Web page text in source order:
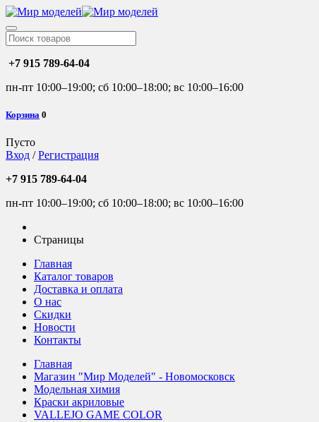
+7 915 789-64-04
пн-пт 10:00–19:00; сб 10:00–18:00; вс 10:00–16:00
Корзина 0
Пусто
Вход /Регистрация
+7 915 789-64-04
пн-пт 10:00–19:00; сб 10:00–18:00; вс 10:00–16:00
Страницы
Главная
Каталог товаров
Доставка и оплата
О нас
Скидки
Новости
Контакты
Главная
Магазин "Мир Моделей" - Новомосковск
Модельная химия
Краски акриловые
VALLEJO GAME COLOR